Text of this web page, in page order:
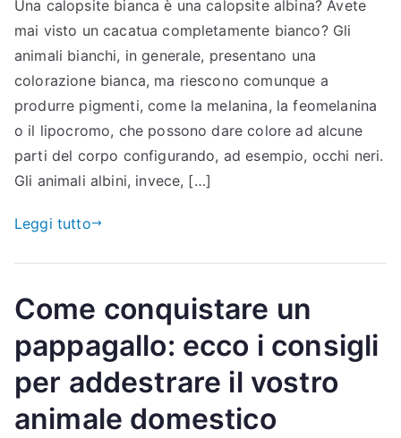
Una calopsite bianca è una calopsite albina? Avete
mai visto un cacatua completamente bianco? Gli
animali bianchi, in generale, presentano una
colorazione bianca, ma riescono comunque a
produrre pigmenti, come la melanina, la feomelanina
o il lipocromo, che possono dare colore ad alcune
parti del corpo configurando, ad esempio, occhi neri.
Gli animali albini, invece, […]
Leggi tutto
Come conquistare un
pappagallo: ecco i consigli
per addestrare il vostro
animale domestico